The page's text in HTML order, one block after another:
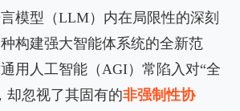
模型（LLM）内在局限性的深刻
构建强大智能体系统的全新范
用人工智能（AGI）常陷入对“全
却忽视了其固有的非强制性协